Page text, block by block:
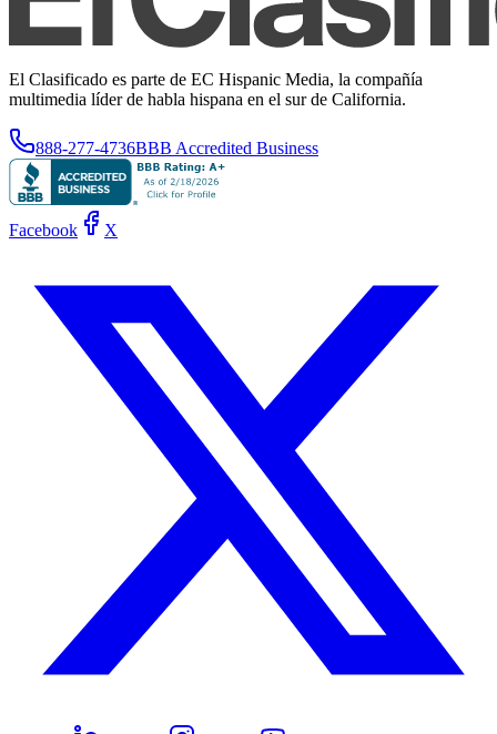
El Clasificado es parte de EC Hispanic Media, la compañía
multimedia líder de habla hispana en el sur de California.
888-277-4736BBB Accredited Business
Facebook X